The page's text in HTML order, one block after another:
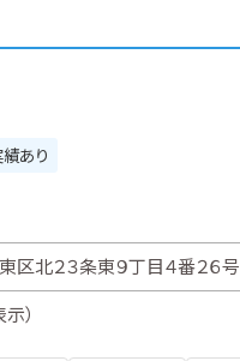
あり
区北２３条東９丁目４番２６号
示）